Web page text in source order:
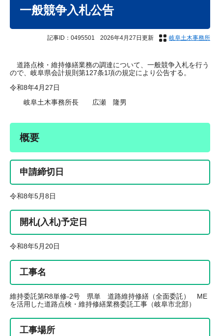
一般競争入札公告
記事ID：0495501 2026年4月27日更新 岐阜土木事務所
道路点検・維持修繕業務の調達について、一般競争入札を行う
ので、岐阜県会計規則第127条1項の規定により公告する。
令和8年4月27日
岐阜土木事務所長 広瀬 隆男
概要
申請締切日
令和8年5月8日
開札(入札)予定日
令和8年5月20日
工事名
維持委託第R8単修-2号 県単 道路維持修繕（全面委託） ME
を活用した道路点検・維持修繕業務委託工事（岐阜市北部）
工事場所